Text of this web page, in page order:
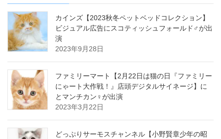
カインズ【2023秋冬ペットベッドコレクション】
ビジュアル広告にスコティッシュフォールド♂が出
演
2023年9月28日
ファミリーマート【2月22日は猫の日『ファミリー
にゃート大作戦！』店頭デジタルサイネージ】に
とマンチカン♀が出演
2023年3月22日
どっぷりサーモスチャンネル【小野賢章少年の昭